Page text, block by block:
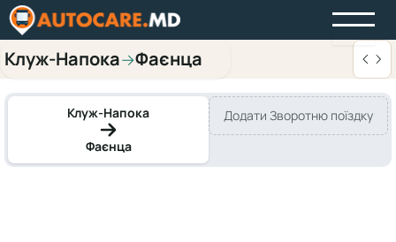
Клуж-Напока→Фаєнца
Клуж-Напока
Фаєнца
Додати Зворотню поїздку